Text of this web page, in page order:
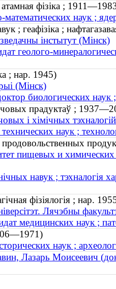
фізіка ;
наук ;
; геафізіка ;
інстытут (Мінск)
геолого-
; нар. 1945)
(Мінск)
биологических
прадуктаў ;
і хімічных
наук ;
продовольственных
пищевых и
навук ;
фізіялогія ; нар.
Лячэбны
медицинских наук ;
наук ;
Лазарь Моисеевич